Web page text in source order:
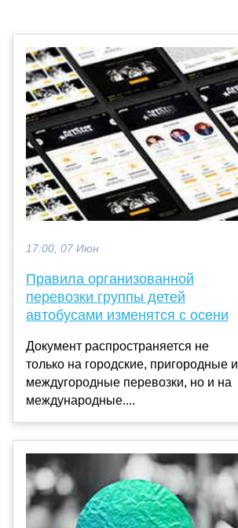
17:00, 07 Июн
Правила организованной
перевозки группы детей
автобусами изменятся с осени
Документ распространяется не
только на городские, пригородные и
междугородные перевозки, но и на
международные....